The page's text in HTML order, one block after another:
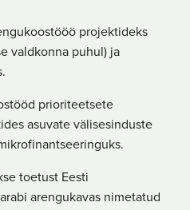
projektideks
valdkonna puhul) ja
prioriteetsete
asuvate välisesinduste
toetust Eesti
arengukavas nimetatud